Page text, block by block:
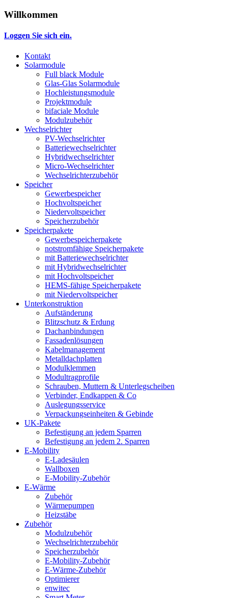
Willkommen
Loggen Sie sich ein.
Kontakt
Solarmodule
Full black Module
Glas-Glas Solarmodule
Hochleistungsmodule
Projektmodule
bifaciale Module
Modulzubehör
Wechselrichter
PV-Wechselrichter
Batteriewechselrichter
Hybridwechselrichter
Micro-Wechselrichter
Wechselrichterzubehör
Speicher
Gewerbespeicher
Hochvoltspeicher
Niedervoltspeicher
Speicherzubehör
Speicherpakete
Gewerbespeicherpakete
notstromfähige Speicherpakete
mit Batteriewechselrichter
mit Hybridwechselrichter
mit Hochvoltspeicher
HEMS-fähige Speicherpakete
mit Niedervoltspeicher
Unterkonstruktion
Aufständerung
Blitzschutz & Erdung
Dachanbindungen
Fassadenlösungen
Kabelmanagement
Metalldachplatten
Modulklemmen
Modultragprofile
Schrauben, Muttern & Unterlegscheiben
Verbinder, Endkappen & Co
Auslegungsservice
Verpackungseinheiten & Gebinde
UK-Pakete
Befestigung an jedem Sparren
Befestigung an jedem 2. Sparren
E-Mobility
E-Ladesäulen
Wallboxen
E-Mobility-Zubehör
E-Wärme
Zubehör
Wärmepumpen
Heizstäbe
Zubehör
Modulzubehör
Wechselrichterzubehör
Speicherzubehör
E-Mobility-Zubehör
E-Wärme-Zubehör
Optimierer
enwitec